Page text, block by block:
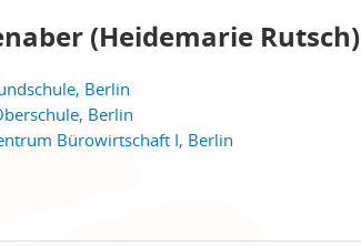
(Heidemarie Rutsch)
Berlin
Berlin
Bürowirtschaft I, Berlin